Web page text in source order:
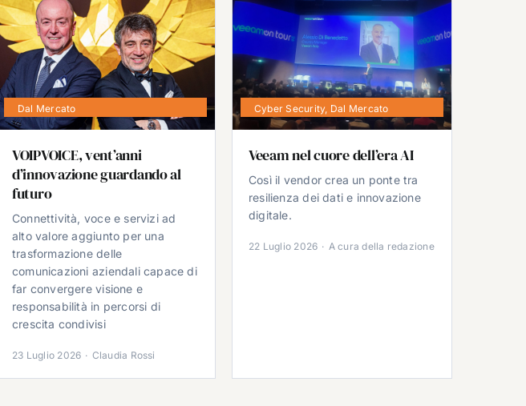
Dal Mercato
VOIPVOICE, vent’anni
d’innovazione guardando al
futuro
Connettività, voce e servizi ad
alto valore aggiunto per una
trasformazione delle
comunicazioni aziendali capace di
far convergere visione e
responsabilità in percorsi di
crescita condivisi
23 Luglio 2026 · Claudia Rossi
Cyber Security, Dal Mercato
Veeam nel cuore dell’era AI
Così il vendor crea un ponte tra
resilienza dei dati e innovazione
digitale.
22 Luglio 2026 · A cura della redazione